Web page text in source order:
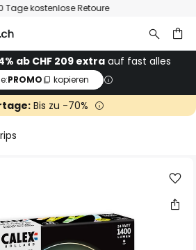
Tage kostenlose Retoure
ab CHF 209 extra auf fast alles
PROMO kopieren
Bis zu -70%